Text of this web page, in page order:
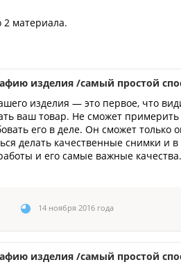
2 материала.
изделия /самый простой
изделия — это первое, что
ваш товар. Не сможет
его в деле. Он сможет
делать качественные снимки и
и его самые важные
14 ноября 2016 года
изделия /самый простой